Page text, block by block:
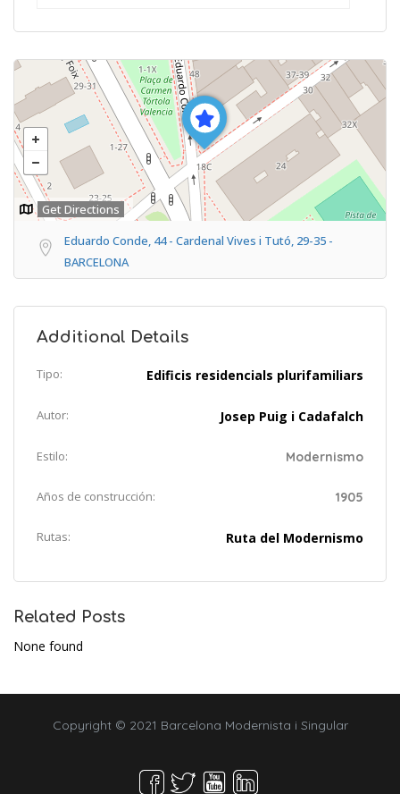
Get Directions
Eduardo Conde, 44 - Cardenal Vives i Tutó, 29-35 -
BARCELONA
Additional Details
Tipo: Edificis residencials plurifamiliars
Autor: Josep Puig i Cadafalch
Estilo: Modernismo
Años de construcción: 1905
Rutas: Ruta del Modernismo
Related Posts
None found
Copyright © 2021 Barcelona Modernista i Singular